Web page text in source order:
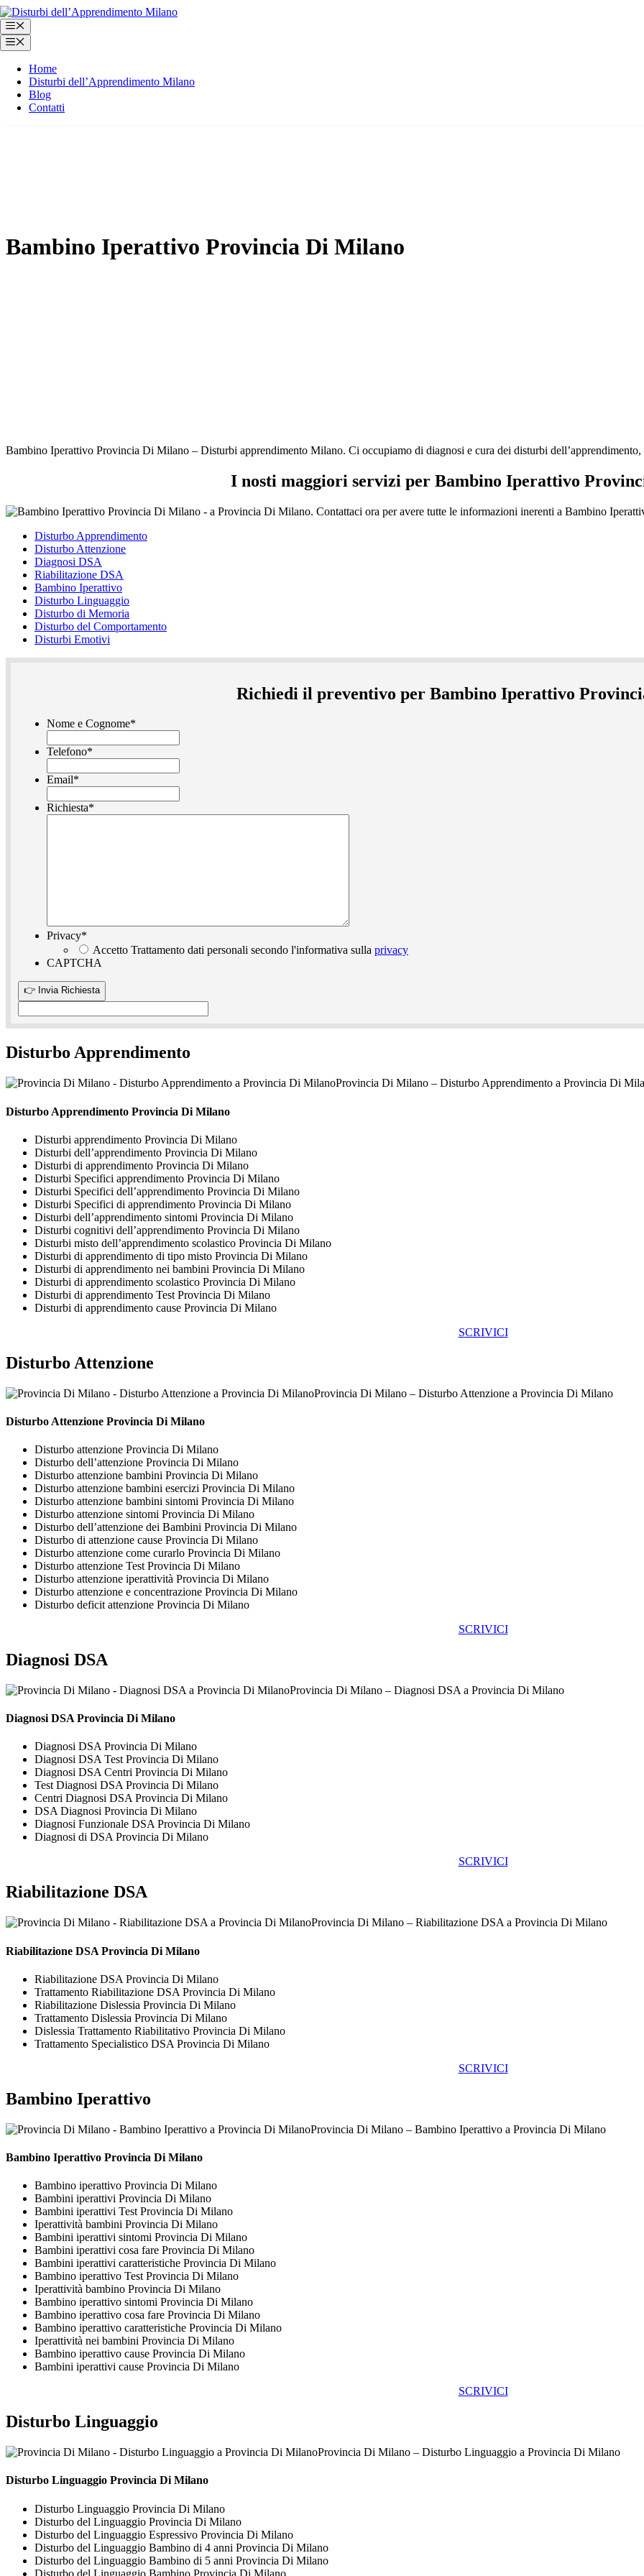
Vai
al
contenuto
Menu
Menu
Home
Disturbi dell’Apprendimento Milano
Blog
Contatti
Bambino Iperattivo Provincia Di Milano
Bambino Iperattivo Provincia Di Milano – Disturbi apprendimento Milano. Ci occupiamo di diagnosi e cura dei disturbi
I nosti maggiori servizi per Bambino Iperattivo
Disturbo Apprendimento
Disturbo Attenzione
Diagnosi DSA
Riabilitazione DSA
Bambino Iperattivo
Disturbo Linguaggio
Disturbo di Memoria
Disturbo del Comportamento
Disturbi Emotivi
Richiedi il preventivo per Bambino Iperattivo
Nome e Cognome*
Telefono*
Email*
Richiesta*
Privacy*
Accetto Trattamento dati personali secondo l'informativa sulla privacy
CAPTCHA
Disturbo Apprendimento
Provincia Di Milano – Disturbo Apprendimento a Provincia Di
Disturbo Apprendimento Provincia Di Milano
Disturbi apprendimento Provincia Di Milano
Disturbi dell’apprendimento Provincia Di Milano
Disturbi di apprendimento Provincia Di Milano
Disturbi Specifici apprendimento Provincia Di Milano
Disturbi Specifici dell’apprendimento Provincia Di Milano
Disturbi Specifici di apprendimento Provincia Di Milano
Disturbi dell’apprendimento sintomi Provincia Di Milano
Disturbi cognitivi dell’apprendimento Provincia Di Milano
Disturbi misto dell’apprendimento scolastico Provincia Di Milano
Disturbi di apprendimento di tipo misto Provincia Di Milano
Disturbi di apprendimento nei bambini Provincia Di Milano
Disturbi di apprendimento scolastico Provincia Di Milano
Disturbi di apprendimento Test Provincia Di Milano
Disturbi di apprendimento cause Provincia Di Milano
SCRIVICI
Disturbo Attenzione
Provincia Di Milano – Disturbo Attenzione a Provincia Di Milano
Disturbo Attenzione Provincia Di Milano
Disturbo attenzione Provincia Di Milano
Disturbo dell’attenzione Provincia Di Milano
Disturbo attenzione bambini Provincia Di Milano
Disturbo attenzione bambini esercizi Provincia Di Milano
Disturbo attenzione bambini sintomi Provincia Di Milano
Disturbo attenzione sintomi Provincia Di Milano
Disturbo dell’attenzione dei Bambini Provincia Di Milano
Disturbo di attenzione cause Provincia Di Milano
Disturbo attenzione come curarlo Provincia Di Milano
Disturbo attenzione Test Provincia Di Milano
Disturbo attenzione iperattività Provincia Di Milano
Disturbo attenzione e concentrazione Provincia Di Milano
Disturbo deficit attenzione Provincia Di Milano
SCRIVICI
Diagnosi DSA
Provincia Di Milano – Diagnosi DSA a Provincia Di Milano
Diagnosi DSA Provincia Di Milano
Diagnosi DSA Provincia Di Milano
Diagnosi DSA Test Provincia Di Milano
Diagnosi DSA Centri Provincia Di Milano
Test Diagnosi DSA Provincia Di Milano
Centri Diagnosi DSA Provincia Di Milano
DSA Diagnosi Provincia Di Milano
Diagnosi Funzionale DSA Provincia Di Milano
Diagnosi di DSA Provincia Di Milano
SCRIVICI
Riabilitazione DSA
Provincia Di Milano – Riabilitazione DSA a Provincia Di Milano
Riabilitazione DSA Provincia Di Milano
Riabilitazione DSA Provincia Di Milano
Trattamento Riabilitazione DSA Provincia Di Milano
Riabilitazione Dislessia Provincia Di Milano
Trattamento Dislessia Provincia Di Milano
Dislessia Trattamento Riabilitativo Provincia Di Milano
Trattamento Specialistico DSA Provincia Di Milano
SCRIVICI
Bambino Iperattivo
Provincia Di Milano – Bambino Iperattivo a Provincia Di Milano
Bambino Iperattivo Provincia Di Milano
Bambino iperattivo Provincia Di Milano
Bambini iperattivi Provincia Di Milano
Bambini iperattivi Test Provincia Di Milano
Iperattività bambini Provincia Di Milano
Bambini iperattivi sintomi Provincia Di Milano
Bambini iperattivi cosa fare Provincia Di Milano
Bambini iperattivi caratteristiche Provincia Di Milano
Bambino iperattivo Test Provincia Di Milano
Iperattività bambino Provincia Di Milano
Bambino iperattivo sintomi Provincia Di Milano
Bambino iperattivo cosa fare Provincia Di Milano
Bambino iperattivo caratteristiche Provincia Di Milano
Iperattività nei bambini Provincia Di Milano
Bambino iperattivo cause Provincia Di Milano
Bambini iperattivi cause Provincia Di Milano
SCRIVICI
Disturbo Linguaggio
Provincia Di Milano – Disturbo Linguaggio a Provincia Di Milano
Disturbo Linguaggio Provincia Di Milano
Disturbo Linguaggio Provincia Di Milano
Disturbo del Linguaggio Provincia Di Milano
Disturbo del Linguaggio Espressivo Provincia Di Milano
Disturbo del Linguaggio Bambino di 4 anni Provincia Di Milano
Disturbo del Linguaggio Bambino di 5 anni Provincia Di Milano
Disturbo del Linguaggio Bambino Provincia Di Milano